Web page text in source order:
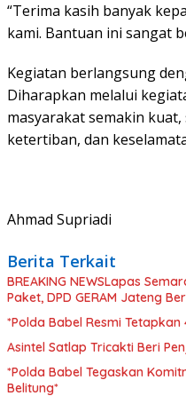
“Terima kasih banyak
kami. Bantuan ini sangat
Kegiatan berlangsung
Diharapkan melalui
masyarakat semakin
ketertiban, dan
Ahmad Supriadi
Berita Terkait
BREAKING NEWSLapas
Paket, DPD GERAM Jateng
*Polda Babel Resmi
Asintel Satlap Tricakti Beri
*Polda Babel Tegaskan
Belitung*